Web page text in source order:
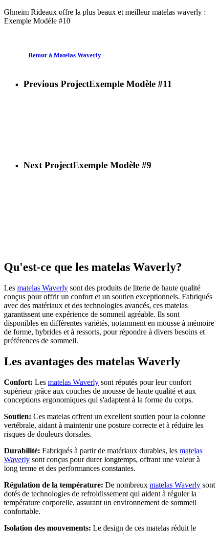
Ghneim Rideaux offre la plus beaux et meilleur matelas waverly :
Exemple Modèle #10
Retour à Matelas Waverly
Previous ProjectExemple Modèle #11
Next ProjectExemple Modèle #9
Qu'est-ce que les matelas Waverly?
Les matelas Waverly sont des produits de literie de haute qualité
conçus pour offrir un confort et un soutien exceptionnels. Fabriqués
avec des matériaux et des technologies avancés, ces matelas
garantissent une expérience de sommeil agréable. Ils sont
disponibles en différentes variétés, notamment en mousse à mémoire
de forme, hybrides et à ressorts, pour répondre à divers besoins et
préférences de sommeil.
Les avantages des matelas Waverly
Confort: Les matelas Waverly sont réputés pour leur confort
supérieur grâce aux couches de mousse de haute qualité et aux
conceptions ergonomiques qui s'adaptent à la forme du corps.
Soutien: Ces matelas offrent un excellent soutien pour la colonne
vertébrale, aidant à maintenir une posture correcte et à réduire les
risques de douleurs dorsales.
Durabilité: Fabriqués à partir de matériaux durables, les matelas
Waverly sont conçus pour durer longtemps, offrant une valeur à
long terme et des performances constantes.
Régulation de la température: De nombreux matelas Waverly sont
dotés de technologies de refroidissement qui aident à réguler la
température corporelle, assurant un environnement de sommeil
confortable.
Isolation des mouvements: Le design de ces matelas réduit le